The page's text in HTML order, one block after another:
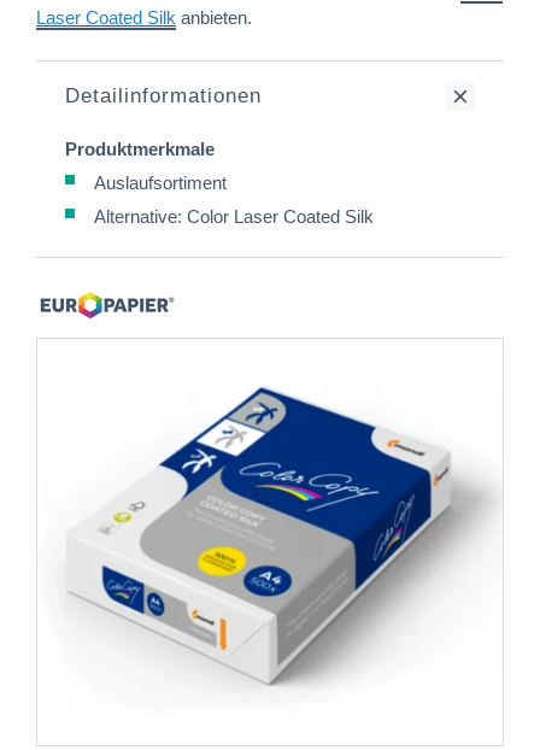
Laser Coated Silk anbieten.
Detailinformationen
Produktmerkmale
Auslaufsortiment
Alternative: Color Laser Coated Silk